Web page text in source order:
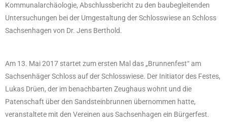
Kommunalarchäologie, Abschlussbericht zu den baubegleitenden
Untersuchungen bei der Umgestaltung der Schlosswiese an Schloss
Sachsenhagen von Dr. Jens Berthold.
Am 13. Mai 2017 startet zum ersten Mal das „Brunnenfest“ am
Sachsenhäger Schloss auf der Schlosswiese. Der Initiator des Festes,
Lukas Drüen, der im benachbarten Zeughaus wohnt und die
Patenschaft über den Sandsteinbrunnen übernommen hatte,
veranstaltete mit den Vereinen aus Sachsenhagen ein Bürgerfest.